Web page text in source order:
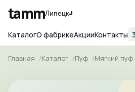
tammЛипецк
КаталогО фабрикеАкцииКонтакты
Главная Каталог Пуф Мягкий пуф